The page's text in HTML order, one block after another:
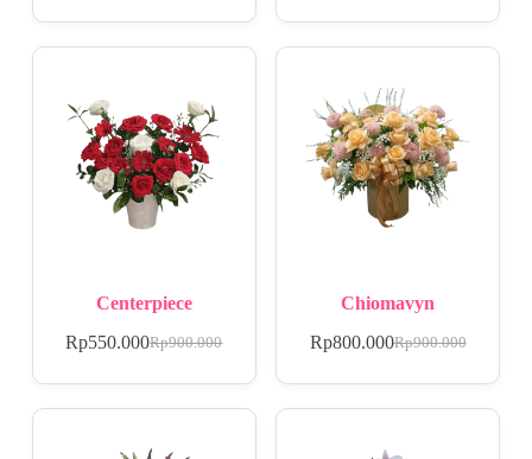
Centerpiece
Rp900.000
Rp550.000
Chiomavyn
Rp900.000
Rp800.000